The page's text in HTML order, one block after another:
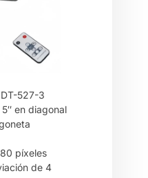
DT-527-3
5″ en diagonal
píxeles
de 4